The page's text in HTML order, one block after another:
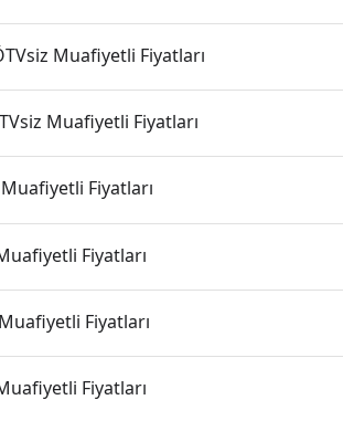
Muafiyetli Fiyatları
Muafiyetli Fiyatları
Fiyatları
Fiyatları
Fiyatları
Fiyatları